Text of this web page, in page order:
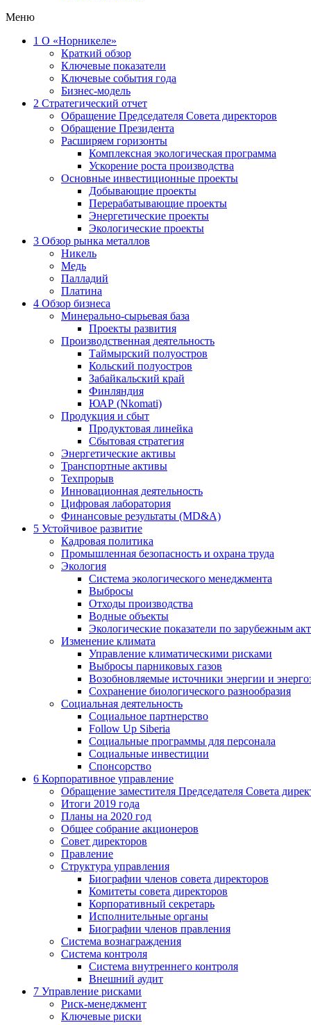
Меню
1 О «Норникеле»
Краткий обзор
Ключевые показатели
Ключевые события года
Бизнес-модель
2 Стратегический отчет
Обращение Председателя Совета директоров
Обращение Президента
Расширяем горизонты
Комплексная экологическая программа
Ускорение роста производства
Основные инвестиционные проекты
Добывающие проекты
Перерабатывающие проекты
Энергетические проекты
Экологические проекты
3 Обзор рынка металлов
Никель
Медь
Палладий
Платина
4 Обзор бизнеса
Минерально-сырьевая база
Проекты развития
Производственная деятельность
Таймырский полуостров
Кольский полуостров
Забайкальский край
Финляндия
ЮАР (Nkomati)
Продукция и сбыт
Продуктовая линейка
Сбытовая стратегия
Энергетические активы
Транспортные активы
Техпрорыв
Инновационная деятельность
Цифровая лаборатория
Финансовые результаты (MD&A)
5 Устойчивое развитие
Кадровая политика
Промышленная безопасность и охрана труда
Экология
Система экологического менеджмента
Выбросы
Отходы производства
Водные объекты
Экологические показатели по зарубежным
Изменение климата
Управление климатическими рисками
Выбросы парниковых газов
Возобновляемые источники энергии и
Сохранение биологического разнообразия
Социальная деятельность
Социальное партнерство
Follow Up Siberia
Социальные программы для персонала
Социальные инвестиции
Спонсорство
6 Корпоративное управление
Обращение заместителя Председателя Совета
Итоги 2019 года
Планы на 2020 год
Общее собрание акционеров
Совет директоров
Правление
Структура управления
Биографии членов совета директоров
Комитеты совета директоров
Корпоративный секретарь
Исполнительные органы
Биографии членов правления
Система вознаграждения
Система контроля
Система внутреннего контроля
Внешний аудит
7 Управление рисками
Риск-менеджмент
Ключевые риски